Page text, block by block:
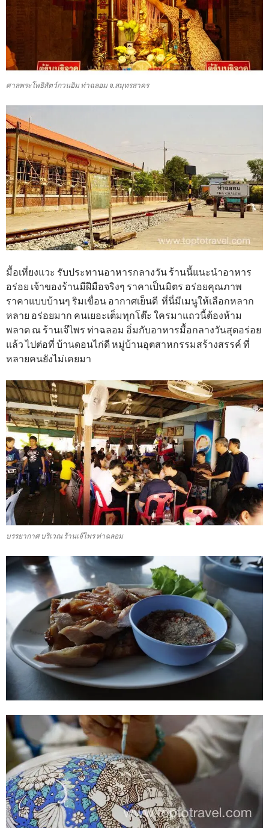
ศาลพระโพธิสัตว์กวนอิม ท่าฉลอม จ.สมุทรสาคร
มื้อเที่ยงแวะ รับประทานอาหารกลางวัน ร้านนี้แนะนำอาหาร
อร่อย เจ้าของร้านมีฝีมือจริงๆ ราคาเป็นมิตร อร่อยคุณภาพ
ราคาแบบบ้านๆ ริมเขื่อน อากาศเย็นดี ที่นี่มีเมนูให้เลือกหลาก
หลาย อร่อยมาก คนเยอะเต็มทุกโต๊ะ ใครมาแถวนี้ต้องห้าม
พลาด ณ ร้านเจ๊ไพร ท่าฉลอม อิ่มกับอาหารมื้อกลางวันสุดอร่อย
แล้ว ไปต่อที่ บ้านดอนไก่ดี หมู่บ้านอุตสาหกรรมสร้างสรรค์ ที่
หลายคนยังไม่เคยมา
บรรยากาศ บริเวณ ร้านเจ๊ไพร ท่าฉลอม